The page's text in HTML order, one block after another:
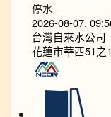
停水
2026-08-07,
台灣自來水公司
花蓮市華西51之